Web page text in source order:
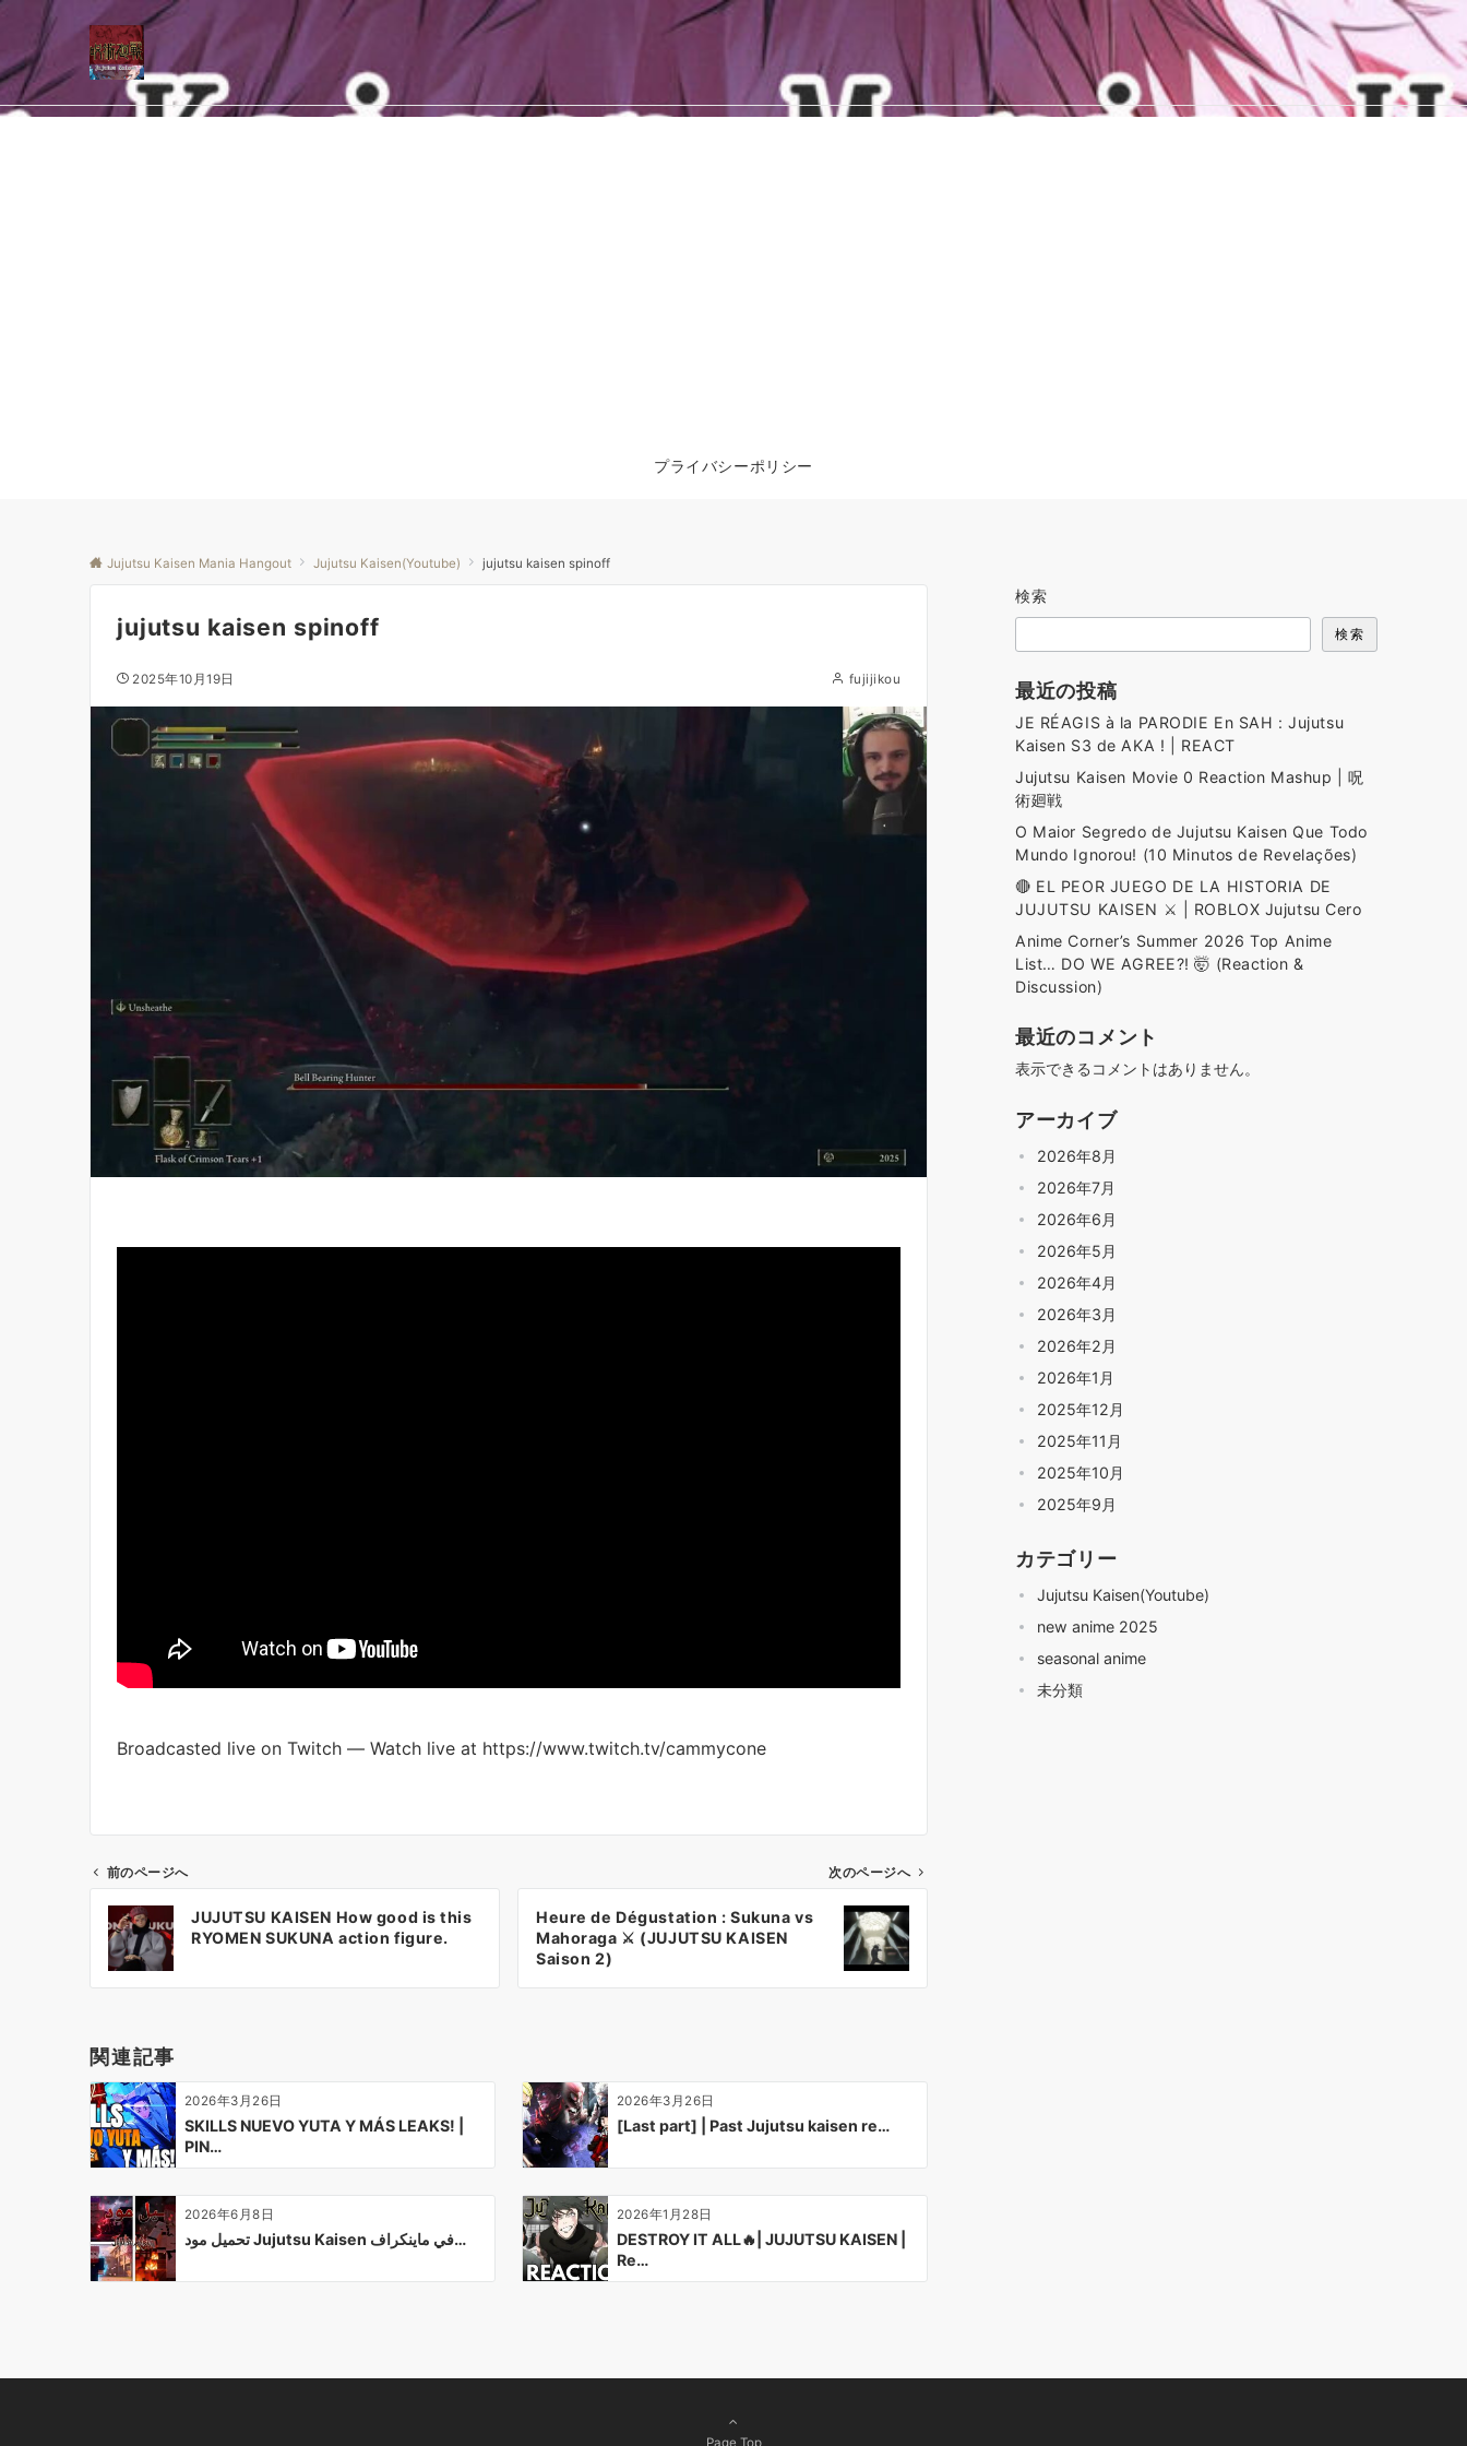
プライバシーポリシー
Jujutsu Kaisen Mania Hangout Jujutsu Kaisen(Youtube) jujutsu kaisen spinoff
jujutsu kaisen spinoff
2025年10月19日 fujijikou
Broadcasted live on Twitch — Watch live at https://www.twitch.tv/cammycone
シ
ョ
ン
前のページへ
JUJUTSU KAISEN How good is this
RYOMEN SUKUNA action figure.
次のページへ
Heure de Dégustation : Sukuna vs
Mahoraga ⚔️ (JUJUTSU KAISEN
Saison 2)
関連記事
2026年3月26日
SKILLS NUEVO YUTA Y MÁS LEAKS! |
PIN…
2026年3月26日
[Last part] | Past Jujutsu kaisen re…
2026年6月8日
تحميل مود Jujutsu Kaisen في ماينكراف…
2026年1月28日
DESTROY IT ALL🔥| JUJUTSU KAISEN |
Re…
検索
検索
最近の投稿
JE RÉAGIS à la PARODIE En SAH : Jujutsu
Kaisen S3 de AKA ! | REACT
Jujutsu Kaisen Movie 0 Reaction Mashup | 呪
術廻戦
O Maior Segredo de Jujutsu Kaisen Que Todo
Mundo Ignorou! (10 Minutos de Revelações)
🔴 EL PEOR JUEGO DE LA HISTORIA DE
JUJUTSU KAISEN ⚔️ | ROBLOX Jujutsu Cero
Anime Corner’s Summer 2026 Top Anime
List… DO WE AGREE?! 🤯 (Reaction &
Discussion)
最近のコメント
表示できるコメントはありません。
アーカイブ
2026年8月
2026年7月
2026年6月
2026年5月
2026年4月
2026年3月
2026年2月
2026年1月
2025年12月
2025年11月
2025年10月
2025年9月
カテゴリー
Jujutsu Kaisen(Youtube)
new anime 2025
seasonal anime
未分類
Page Top